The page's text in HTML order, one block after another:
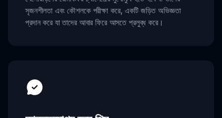
সৃজনশীলতা এবং কৌশলকে পরীক্ষা করে, একটি জড়িত অভিজ্ঞতা
প্রদান করে যা তাদের আবার ফিরে আসতে প্রলুব্ধ করে।